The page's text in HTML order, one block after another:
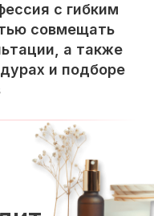
с гибким
совмещать
а также
и подборе